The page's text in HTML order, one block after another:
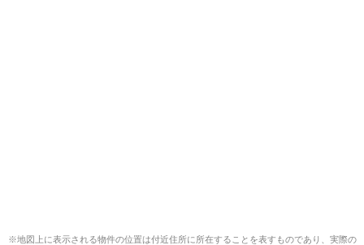
※地図上に表示される物件の位置は付近住所に所在することを表すものであり、実際の